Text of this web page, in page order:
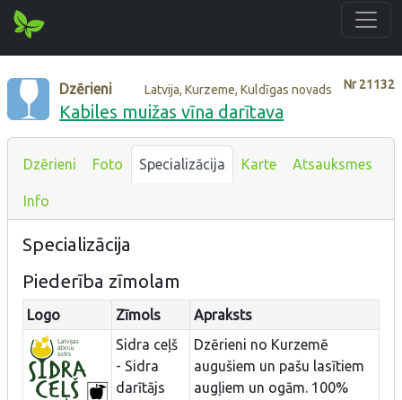
Nr21132
Dzērieni Latvija, Kurzeme, Kuldīgas novads
Kabiles muižas vīna darītava
Dzērieni Foto Specializācija Karte Atsauksmes
Info
Specializācija
Piederība zīmolam
Logo Zīmols
Apraksts
Sidra ceļš
- Sidra
darītājs
Dzērieni no Kurzemē
augušiem un pašu lasītiem
augļiem un ogām. 100%